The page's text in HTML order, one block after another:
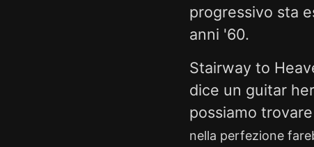
progressivo sta
anni '60.
Stairway to
dice un guitar
possiamo
nella perfezione